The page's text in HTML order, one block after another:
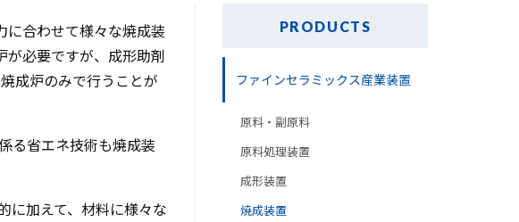
に合わせて様々な焼成装
が必要ですが、成形助剤
成炉のみで行うことが
る省エネ技術も焼成装
に加えて、材料に様々な
PRODUCTS
ファインセラミックス産業装置
原料・副原料
原料処理装置
成形装置
焼成装置